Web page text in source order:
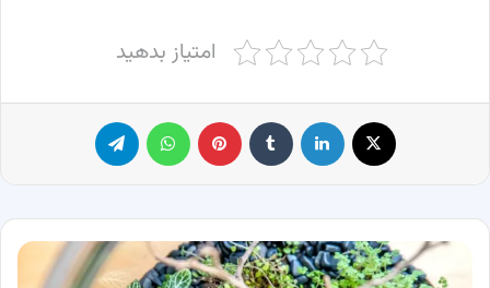
امتیاز بدهید
لینکدین ‫تامبلر پینترست
آموزش
ساخت